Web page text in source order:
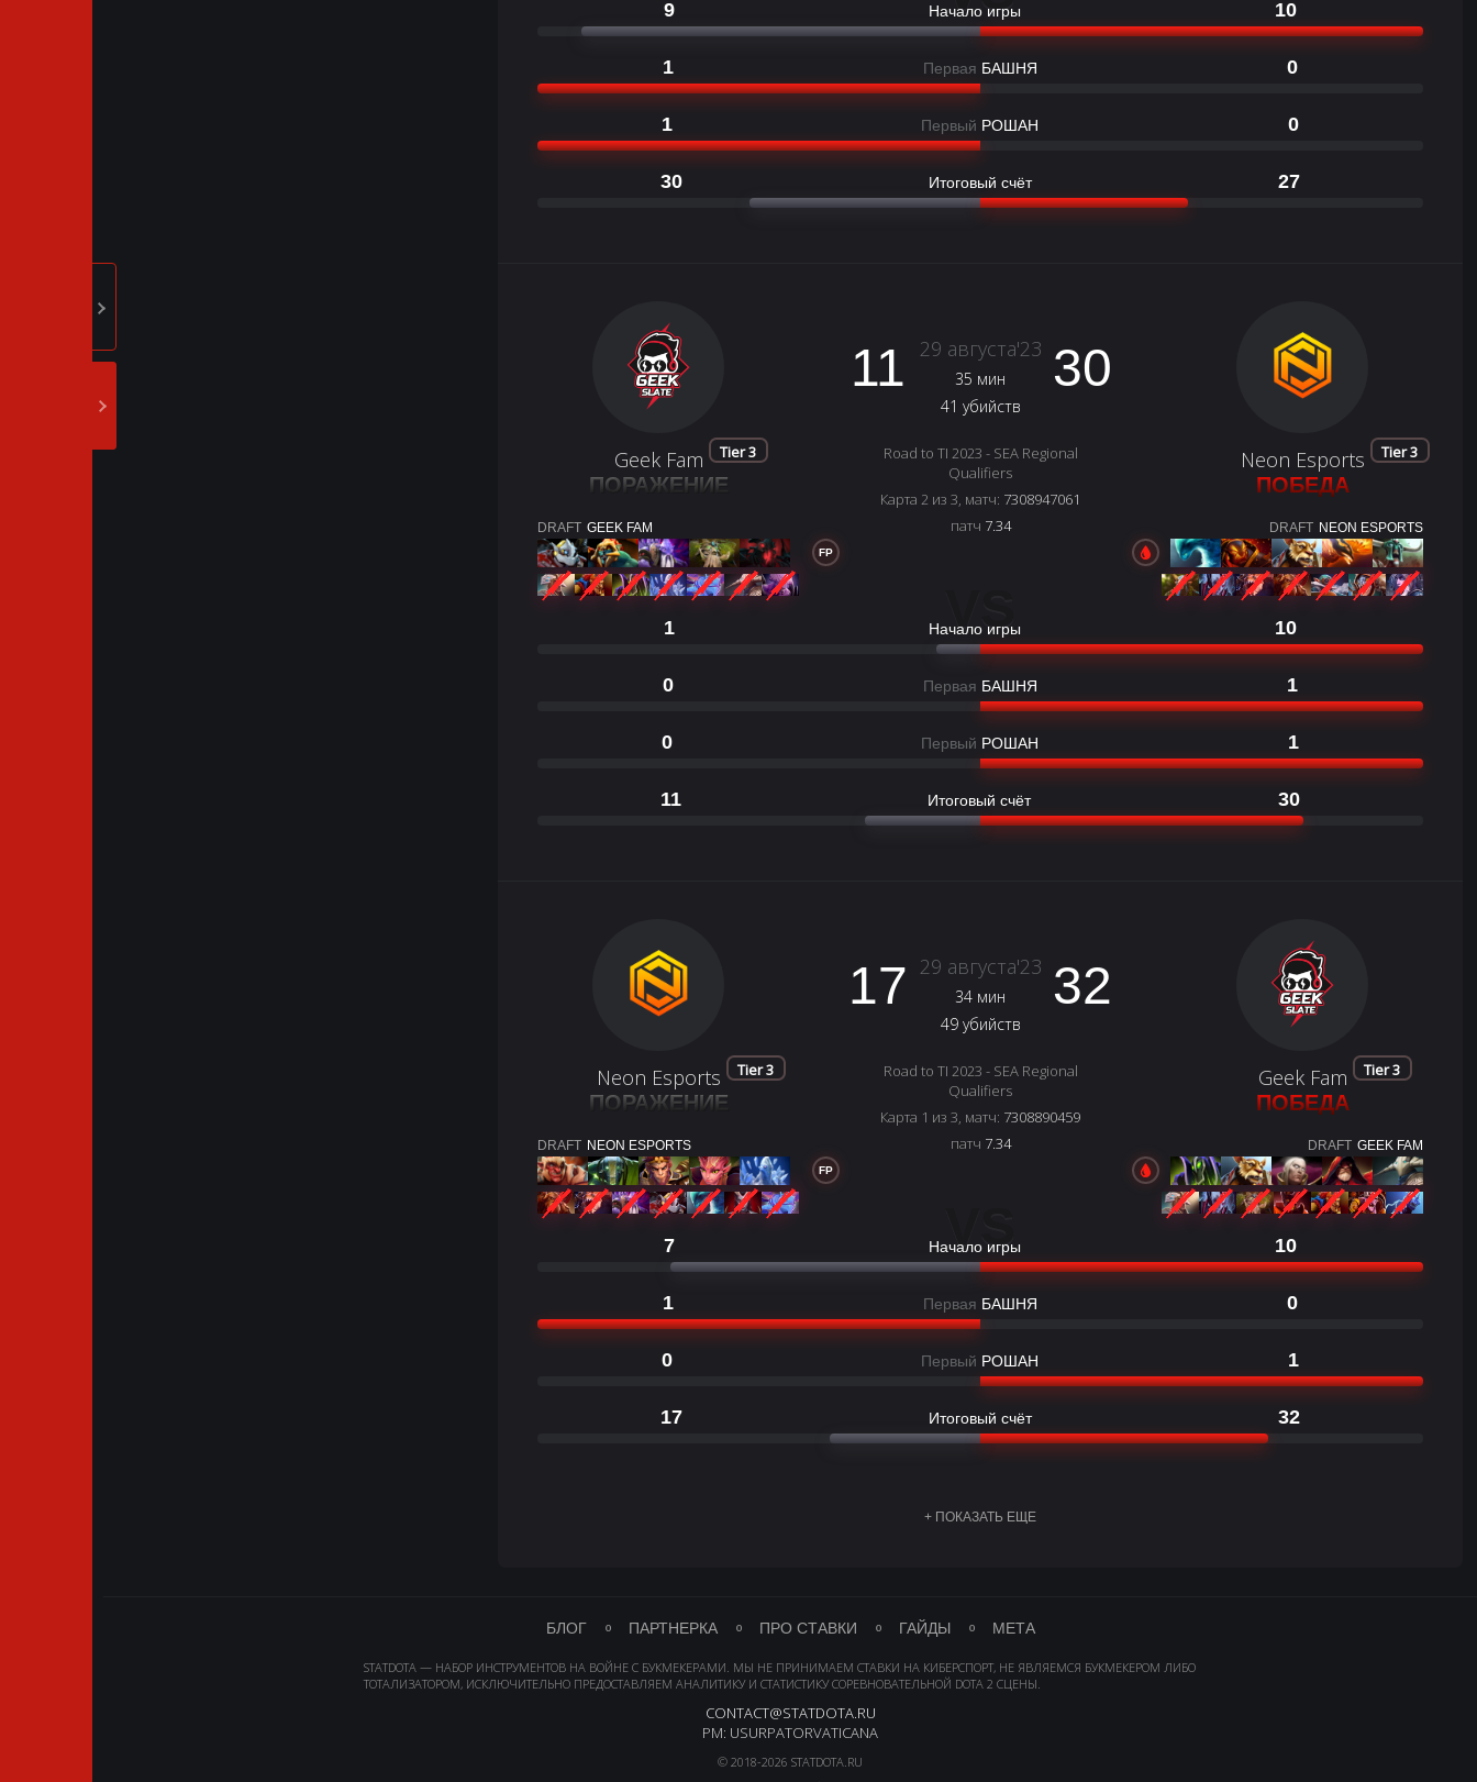
9 Начало игры 10
1 Первая БАШНЯ 0
1 Первый РОШАН 0
30 Итоговый счёт 27
11
Geek Fam Tier 3
ПОРАЖЕНИЕ
FP
DRAFT GEEK FAM
29 августа'23
35 мин
41 убийств
Road to TI 2023 - SEA Regional
Qualifiers
Карта 2 из 3, матч: 7308947061
патч 7.34
30
Neon Esports Tier 3
ПОБЕДА
DRAFT NEON ESPORTS
1 Начало игры 10
0 Первая БАШНЯ 1
0 Первый РОШАН 1
11 Итоговый счёт 30
17
Neon Esports Tier 3
ПОРАЖЕНИЕ
FP
DRAFT NEON ESPORTS
29 августа'23
34 мин
49 убийств
Road to TI 2023 - SEA Regional
Qualifiers
Карта 1 из 3, матч: 7308890459
патч 7.34
32
Geek Fam Tier 3
ПОБЕДА
DRAFT GEEK FAM
7 Начало игры 10
1 Первая БАШНЯ 0
0 Первый РОШАН 1
17 Итоговый счёт 32
+ ПОКАЗАТЬ ЕЩЕ
БЛОГ ПАРТНЕРКА ПРО СТАВКИ ГАЙДЫ МЕТА
STATDOTA — НАБОР ИНСТРУМЕНТОВ НА ВОЙНЕ С БУКМЕКЕРАМИ. МЫ НЕ ПРИНИМАЕМ СТАВКИ НА КИБЕРСПОРТ, НЕ ЯВЛЯЕМСЯ БУКМЕКЕРОМ ЛИБО
ТОТАЛИЗАТОРОМ, ИСКЛЮЧИТЕЛЬНО ПРЕДОСТАВЛЯЕМ АНАЛИТИКУ И СТАТИСТИКУ СОРЕВНОВАТЕЛЬНОЙ DOTA 2 СЦЕНЫ.
CONTACT@STATDOTA.RU
PM: USURPATORVATICANA
© 2018-2026 STATDOTA.RU